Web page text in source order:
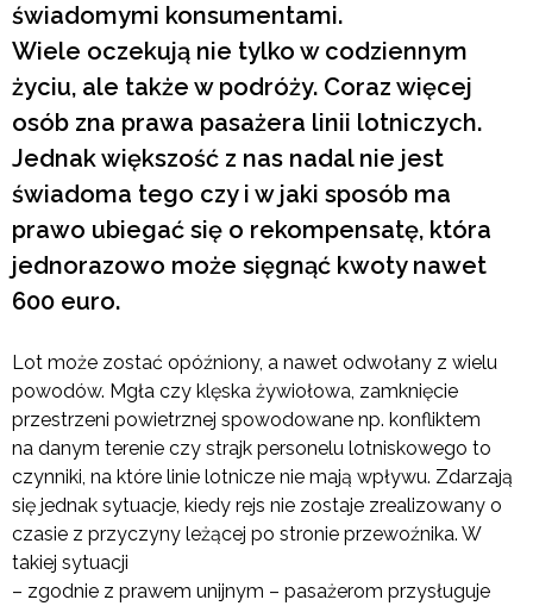
świadomymi konsumentami.
Wiele oczekują nie tylko w codziennym
życiu, ale także w podróży. Coraz więcej
osób zna prawa pasażera linii lotniczych.
Jednak większość z nas nadal nie jest
świadoma tego czy i w jaki sposób ma
prawo ubiegać się o rekompensatę, która
jednorazowo może sięgnąć kwoty nawet
600 euro.
Lot może zostać opóźniony, a nawet odwołany z wielu
powodów. Mgła czy klęska żywiołowa, zamknięcie
przestrzeni powietrznej spowodowane np. konfliktem
na danym terenie czy strajk personelu lotniskowego to
czynniki, na które linie lotnicze nie mają wpływu. Zdarzają
się jednak sytuacje, kiedy rejs nie zostaje zrealizowany o
czasie z przyczyny leżącej po stronie przewoźnika. W
takiej sytuacji
– zgodnie z prawem unijnym – pasażerom przysługuje